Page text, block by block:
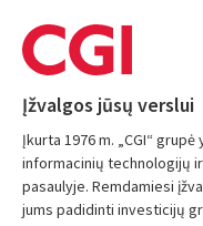
Įžvalgos jūsų verslui
Įkurta 1976 m. „CGI“
informacinių technologijų
pasaulyje. Remdamiesi
jums padidinti investicijų